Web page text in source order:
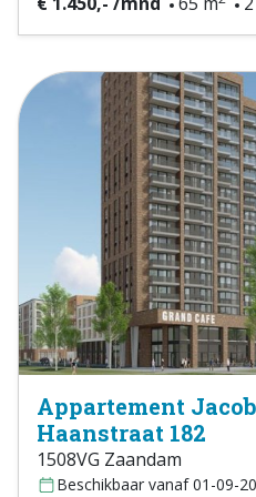
Appartement
Haanstraat 182
1508VG Zaandam
Beschikbaar vanaf 01-09-